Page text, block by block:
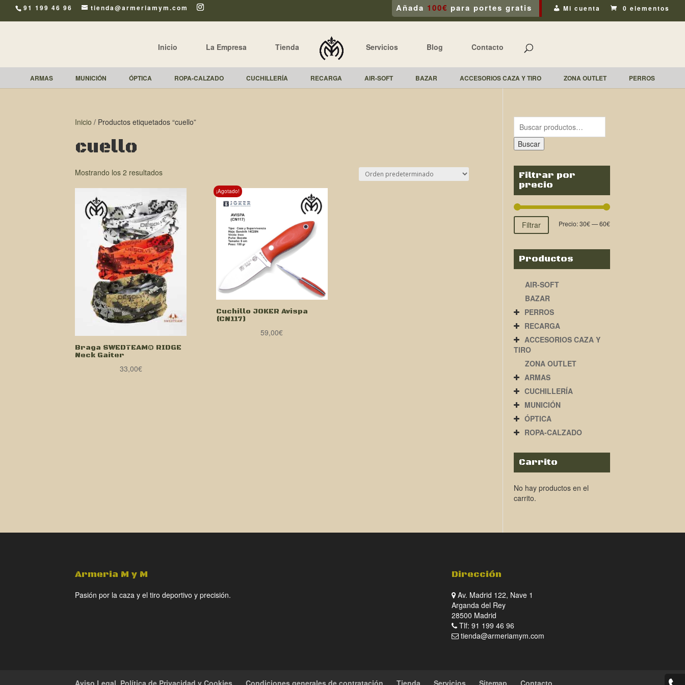
91 199 46 96 tienda@armeriamym.com Añada 100€ para portes gratis Mi cuenta 0 elementos
Inicio La Empresa Tienda Servicios Blog Contacto
ARMAS MUNICIÓN ÓPTICA ROPA-CALZADO CUCHILLERÍA RECARGA AIR-SOFT BAZAR ACCESORIOS CAZA Y TIRO ZONA OUTLET PERROS
Inicio / Productos etiquetados “cuello”
cuello
Mostrando los 2 resultados
Braga SWEDTEAM® RIDGE
Neck Gaiter
33,00€
¡Agotado!
Cuchillo JOKER Avispa
(CN117)
59,00€
Buscar
Filtrar por
precio
Filtrar Precio:30€—60€
Productos
AIR-SOFT
BAZAR
PERROS
RECARGA
ACCESORIOS CAZA Y
TIRO
ZONA OUTLET
ARMAS
CUCHILLERÍA
MUNICIÓN
ÓPTICA
ROPA-CALZADO
Carrito
No hay productos en el
carrito.
Armeria M y M
Pasión por la caza y el tiro deportivo y precisión.
Dirección
Av. Madrid 122, Nave 1
Arganda del Rey
28500 Madrid
Tlf: 91 199 46 96
tienda@armeriamym.com